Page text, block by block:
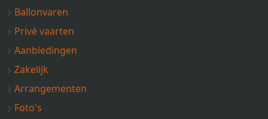
Ballonvaren
Privé vaarten
Aanbiedingen
Zakelijk
Arrangementen
Foto's